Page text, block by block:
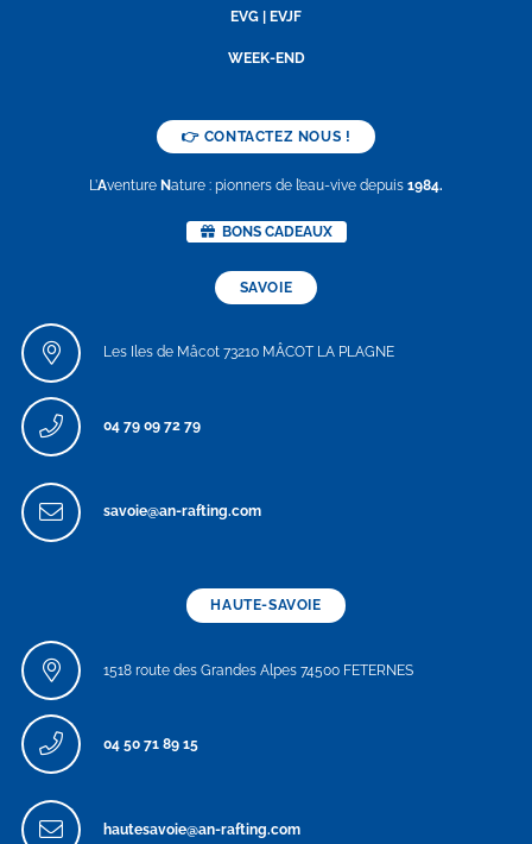
EVG | EVJF
WEEK-END
👉 CONTACTEZ NOUS !
L’Aventure Nature : pionners de l’eau-vive depuis 1984.
BONS CADEAUX
SAVOIE
Les Iles de Mâcot 73210 MÂCOT LA PLAGNE
04 79 09 72 79
savoie@an-rafting.com
HAUTE-SAVOIE
1518 route des Grandes Alpes 74500 FETERNES
04 50 71 89 15
hautesavoie@an-rafting.com